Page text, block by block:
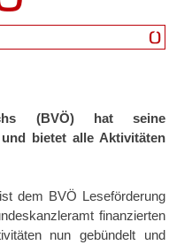
(BVÖ) hat seine
bietet alle Aktivitäten
dem BVÖ Leseförderung
finanzierten
nun gebündelt und